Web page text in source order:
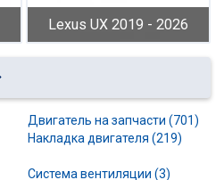
Lexus UX 2019 - 2026
Двигатель на запчасти (701)
Накладка двигателя (219)
Система вентиляции (3)